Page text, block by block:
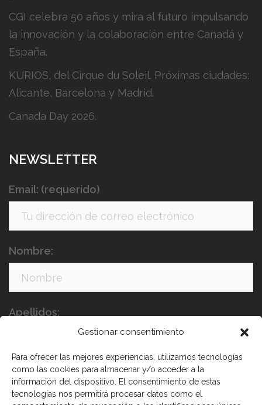
Gestionar consentimiento
Para ofrecer las mejores experiencias, utilizamos tecnologías
como las cookies para almacenar y/o acceder a la
información del dispositivo. El consentimiento de estas
tecnologías nos permitirá procesar datos como el
CGI celebra 50 años y mira al futuro impulsando
la innovación y la colaboración entre Canadá y
España.
KURIOS, del Cirque du Soleil. Próximas ciudades:
Alicante, Barcelona y Madrid.
Canada Day 2026.
NEWSLETTER
Email: (requerido)
Nombre:
Apellidos: